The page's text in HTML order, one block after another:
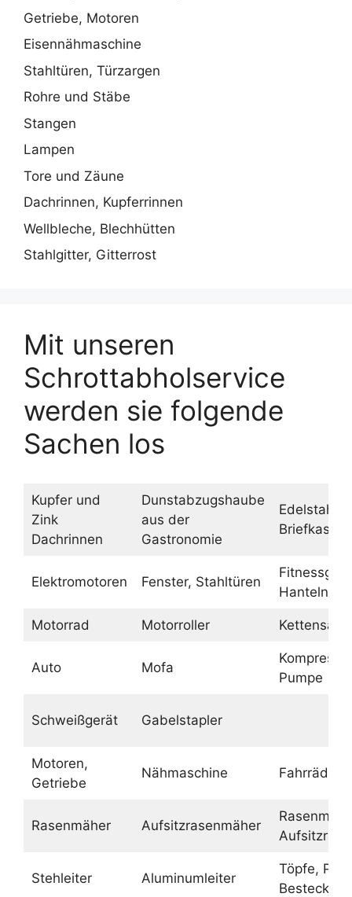
Getriebe, Motoren
Eisennähmaschine
Stahltüren, Türzargen
Rohre und Stäbe
Stangen
Lampen
Tore und Zäune
Dachrinnen, Kupferrinnen
Wellbleche, Blechhütten
Stahlgitter, Gitterrost
Mit unseren
Schrottabholservice
werden sie folgende
Sachen los
Kupfer und
Zink
Dachrinnen
Dunstabzugshaube
aus der
Gastronomie
Edelstahl
Briefkasten
Elektromotoren Fenster, Stahltüren
Hanteln
Motorrad Motorroller Kettensäge
Auto Mofa
Pumpe
Schweißgerät Gabelstapler
Motoren,
Getriebe
Nähmaschine Fahrräder
Rasenmäher Aufsitzrasenmäher
Stehleiter Aluminumleiter
Töpfe,
Besteck